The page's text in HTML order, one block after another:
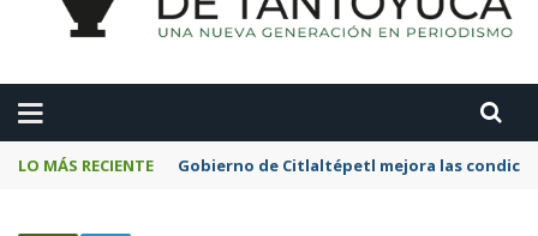
LO MÁS RECIENTE Gobierno de Citlaltépetl mejora las